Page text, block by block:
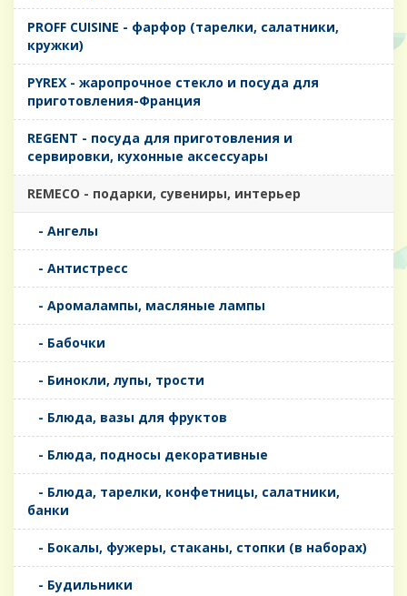
PROFF CUISINE - фарфор (тарелки, салатники,
кружки)
PYREX - жаропрочное стекло и посуда для
приготовления-Франция
REGENT - посуда для приготовления и
сервировки, кухонные аксессуары
REMECO - подарки, сувениры, интерьер
- Ангелы
- Антистресс
- Аромалампы, масляные лампы
- Бабочки
- Бинокли, лупы, трости
- Блюда, вазы для фруктов
- Блюда, подносы декоративные
- Блюда, тарелки, конфетницы, салатники,
банки
- Бокалы, фужеры, стаканы, стопки (в наборах)
- Будильники